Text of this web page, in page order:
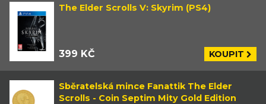
The Elder Scrolls V: Skyrim (PS4)
399 KČ KOUPIT
Sběratelská mince Fanattik The Elder
Scrolls - Coin Septim Mity Gold Edition